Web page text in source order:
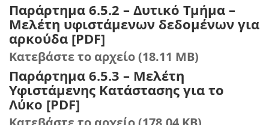
Παράρτημα 6.5.2 – Δυτικό Τμήμα –
Μελέτη υφιστάμενων δεδομένων για
αρκούδα [PDF]
Κατεβάστε το αρχείο (18.11 MB)
Παράρτημα 6.5.3 – Μελέτη
Υφιστάμενης Κατάστασης για το
Λύκο [PDF]